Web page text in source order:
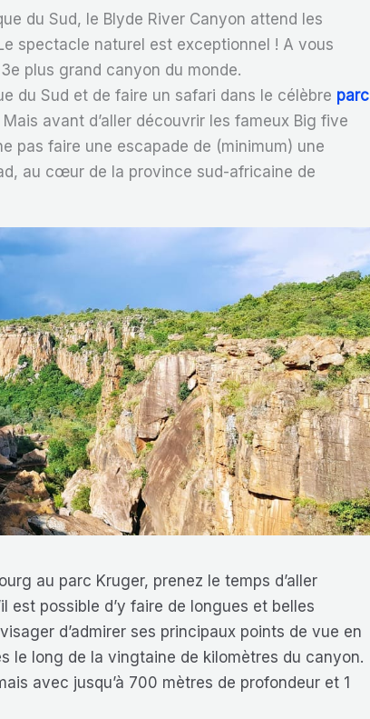
du Sud, le Blyde River Canyon attend les
spectacle naturel est exceptionnel ! A vous
plus grand canyon du monde.
du Sud et de faire un safari dans le célèbre parc
avant d’aller découvrir les fameux Big five
pas faire une escapade de (minimum) une
au cœur de la province sud-africaine de
au parc Kruger, prenez le temps d’aller
est possible d’y faire de longues et belles
d’admirer ses principaux points de vue en
le long de la vingtaine de kilomètres du canyon.
avec jusqu’à 700 mètres de profondeur et 1